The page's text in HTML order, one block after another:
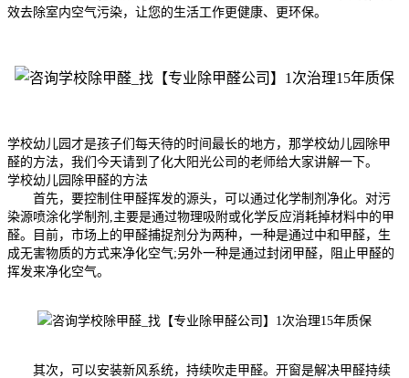
效去除室内空气污染，让您的生活工作更健康、更环保。
学校幼儿园才是孩子们每天待的时间最长的地方，那学校幼儿园除甲
醛的方法，我们今天请到了化大阳光公司的老师给大家讲解一下。
学校幼儿园除甲醛的方法
首先，要控制住甲醛挥发的源头，可以通过化学制剂净化。对污
染源喷涂化学制剂,主要是通过物理吸附或化学反应消耗掉材料中的甲
醛。目前，市场上的甲醛捕捉剂分为两种，一种是通过中和甲醛，生
成无害物质的方式来净化空气;另外一种是通过封闭甲醛，阻止甲醛的
挥发来净化空气。
其次，可以安装新风系统，持续吹走甲醛。开窗是解决甲醛持续